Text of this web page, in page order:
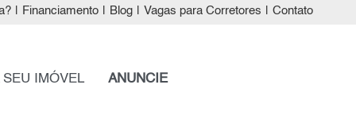
Financiamento Blog Vagas para Corretores Contato
SEU IMÓVEL ANUNCIE